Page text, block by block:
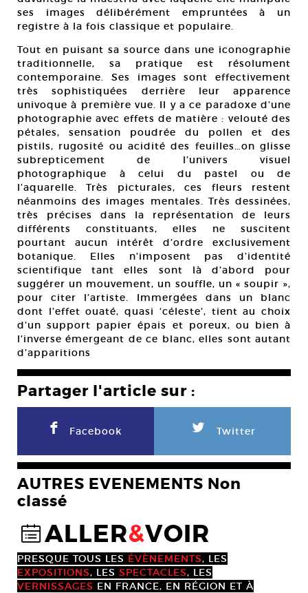
ses images délibérément empruntées à un
registre à la fois classique et populaire.
Tout en puisant sa source dans une iconographie
traditionnelle, sa pratique est résolument
contemporaine. Ses images sont effectivement
très sophistiquées derrière leur apparence
univoque à première vue. Il y a ce paradoxe d’une
photographie avec effets de matière : velouté des
pétales, sensation poudrée du pollen et des
pistils, rugosité ou acidité des feuilles…on glisse
subrepticement de l’univers visuel
photographique à celui du pastel ou de
l’aquarelle. Très picturales, ces fleurs restent
néanmoins des images mentales. Très dessinées,
très précises dans la représentation de leurs
différents constituants, elles ne suscitent
pourtant aucun intérêt d’ordre exclusivement
botanique. Elles n’imposent pas d’identité
scientifique tant elles sont là d’abord pour
suggérer un mouvement, un souffle, un « soupir »,
pour citer l’artiste. Immergées dans un blanc
dont l’effet ouaté, quasi ‘céleste’, tient au choix
d’un support papier épais et poreux, ou bien à
l’inverse émergeant de ce blanc, elles sont autant
d’apparitions
Partager l'article sur :
F Facebook L Twitter
AUTRES EVENEMENTS Non
classé
@ALLER&VOIR
PRESQUE TOUS LES ÉVÈNEMENTS, LES
EXPOSITIONS, LES SPECTACLES, LES
VERNISSAGES EN FRANCE, EN RÉGION ET À